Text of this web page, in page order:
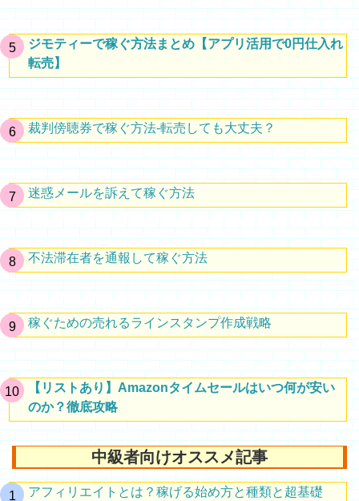
ジモティーで稼ぐ方法まとめ【アプリ活用で0円仕入れ
転売】
裁判傍聴券で稼ぐ方法-転売しても大丈夫？
迷惑メールを訴えて稼ぐ方法
不法滞在者を通報して稼ぐ方法
稼ぐための売れるラインスタンプ作成戦略
【リストあり】Amazonタイムセールはいつ何が安い
のか？徹底攻略
中級者向けオススメ記事
アフィリエイトとは？稼げる始め方と種類と超基礎